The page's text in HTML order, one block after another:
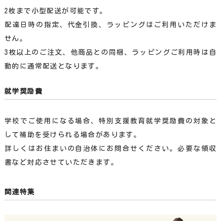
2枚まで小型配送が可能です。
配達日時の指定、代金引換、ラッピングはご利用いただけま
せん。
3枚以上のご注文、他商品との同梱、ラッピングご利用時は自
動的に通常配送となります。
就学奨励費
学校でご使用になる場合、特別支援教育就学奨励費の対象と
して補助を受けられる場合があります。
詳しくはお住まいの自治体にお問合せください。必要な領収
書など対応させていただきます。
関連特集